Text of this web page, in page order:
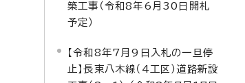
築工事（令和8年6月30日開札
予定）
【令和8年7月9日入札の一旦停
止】長束八木線（4工区）道路新設